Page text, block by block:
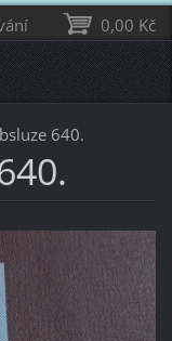
640.
0,00 Kč